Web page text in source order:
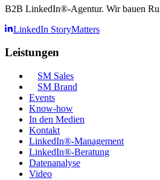
B2B LinkedIn®-Agentur. Wir bauen
LinkedIn StoryMatters
Leistungen
SM Sales
SM Brand
Events
Know-how
In den Medien
Kontakt
LinkedIn®-Management
LinkedIn®-Beratung
Datenanalyse
Video